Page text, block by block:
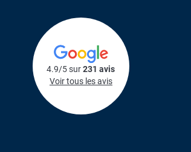
4.9/5 sur231 avis
Voir tous les avis